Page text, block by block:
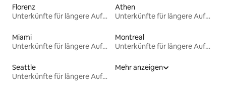
Florenz
Unterkünfte für längere Aufenthalte
Athen
Unterkünfte für längere Aufenthalte
Miami
Unterkünfte für längere Aufenthalte
Montreal
Unterkünfte für längere Aufenthalte
Seattle
Unterkünfte für längere Aufenthalte
Mehr anzeigen